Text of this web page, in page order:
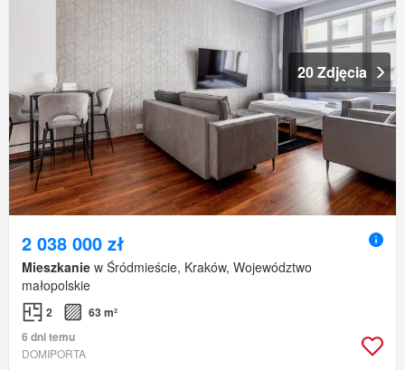
20 Zdjęcia
2 038 000 zł
Mieszkanie w Śródmieście, Kraków, Województwo
małopolskie
2
63 m²
6 dni temu
DOMIPORTA